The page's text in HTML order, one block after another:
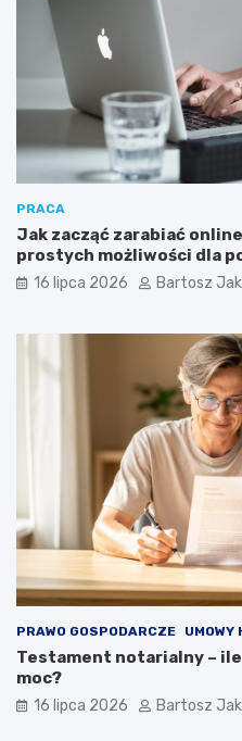
PRACA
Jak zacząć zarabiać
prostych możliwości dla
16 lipca 2026 Bartosz
PRAWO GOSPODARCZE UMOWY
Testament notarialny –
moc?
16 lipca 2026 Bartosz